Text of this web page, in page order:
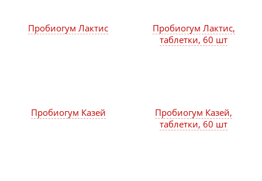
Пробиогум Лактис
Пробиогум Лактис,
таблетки, 60 шт
Пробиогум Казей
Пробиогум Казей,
таблетки, 60 шт